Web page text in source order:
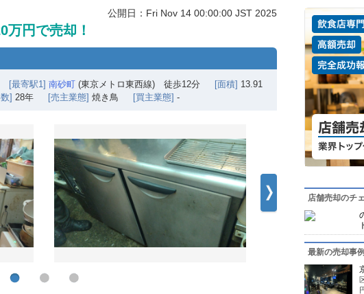
公開日：Fri Nov 14 00:00:00 JST 2025
円で売却！
[最寄駅1] 南砂町 (東京メトロ東西線) 徒歩12分 [面積] 13.91
] 28年 [売主業態] 焼き鳥 [買主業態] -
店舗売却のチ
最新の売却事例